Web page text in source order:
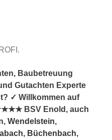
Baubetreuung
Gutachten Experte
✓ Willkommen auf
BSV Enold, auch
Wendelstein,
, Büchenbach,